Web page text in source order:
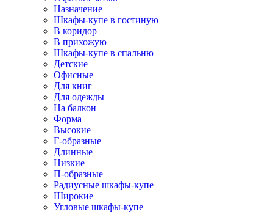
Назначение
Шкафы-купе в гостиную
В коридор
В прихожую
Шкафы-купе в спальню
Детские
Офисные
Для книг
Для одежды
На балкон
Форма
Высокие
Г-образные
Длинные
Низкие
П-образные
Радиусные шкафы-купе
Широкие
Угловые шкафы-купе